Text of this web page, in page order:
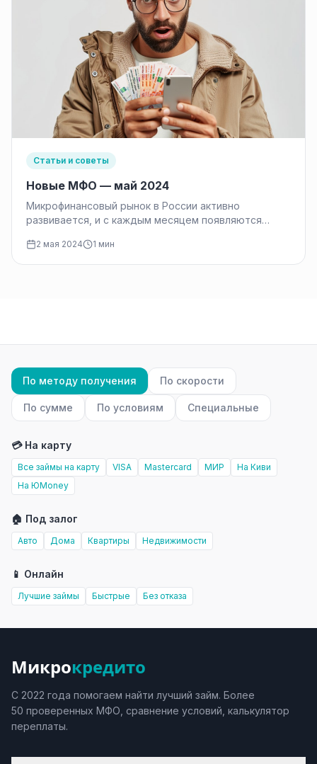
Статьи и советы
Новые МФО — май 2024
Микрофинансовый рынок в России активно
развивается, и с каждым месяцем появляются
займов. Майские…
2 мая 2024 1 мин
По методу получения По скорости
По сумме По условиям Специальные
💳 На карту
Все займы на карту VISA Mastercard МИР
На Киви
На ЮMoney
🏠 Под залог
Авто Дома Квартиры Недвижимости
📱 Онлайн
Лучшие займы Быстрые Без отказа
Микрокредито
С 2022 года помогаем найти лучший займ. Более
50 проверенных МФО, сравнение условий, калькулятор
переплаты.